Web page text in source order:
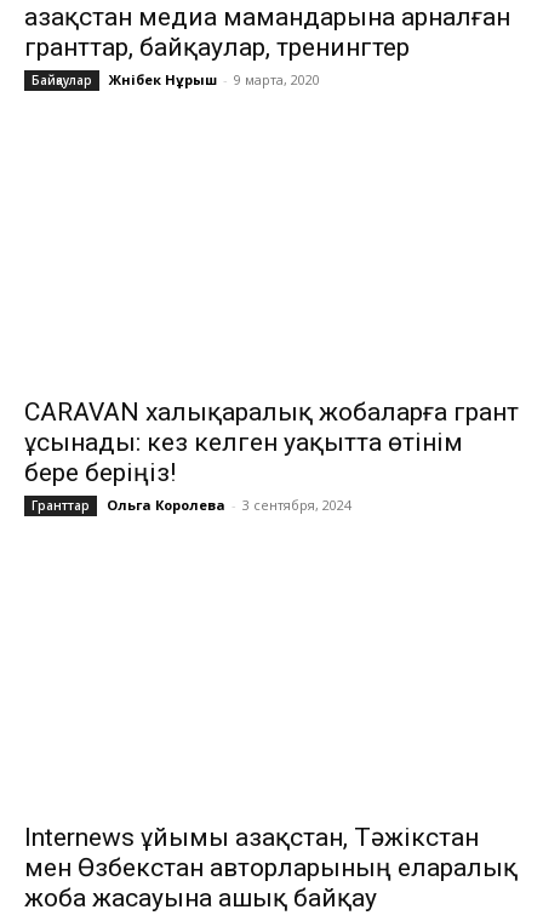
Қазақстан медиа мамандарына арналған
гранттар, байқаулар, тренингтер
Байқаулар Жәнібек Нұрыш - 9 марта, 2020
CARAVAN халықаралық жобаларға грант
ұсынады: кез келген уақытта өтінім
бере беріңіз!
Гранттар Ольга Королева - 3 сентября, 2024
Internews ұйымы Қазақстан, Тәжікстан
мен Өзбекстан авторларының еларалық
жоба жасауына ашық байқау